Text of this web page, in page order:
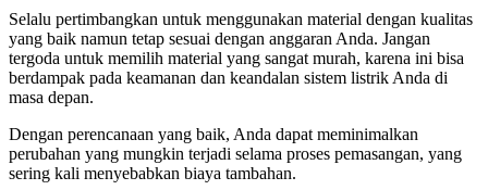
Selalu pertimbangkan untuk menggunakan material dengan kualitas
yang baik namun tetap sesuai dengan anggaran Anda. Jangan
tergoda untuk memilih material yang sangat murah, karena ini bisa
berdampak pada keamanan dan keandalan sistem listrik Anda di
masa depan.
Dengan perencanaan yang baik, Anda dapat meminimalkan
perubahan yang mungkin terjadi selama proses pemasangan, yang
sering kali menyebabkan biaya tambahan.